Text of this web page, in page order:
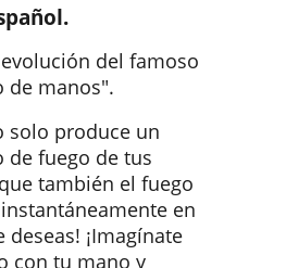
del famoso
de manos".
solo produce un
de fuego de tus
también el fuego
en
¡Imagínate
con tu mano y